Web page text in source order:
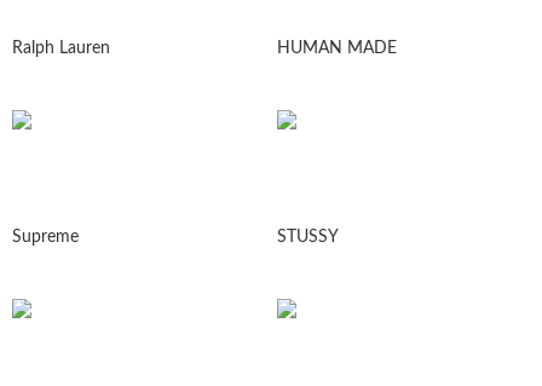
Ralph Lauren HUMAN MADE
Supreme STUSSY